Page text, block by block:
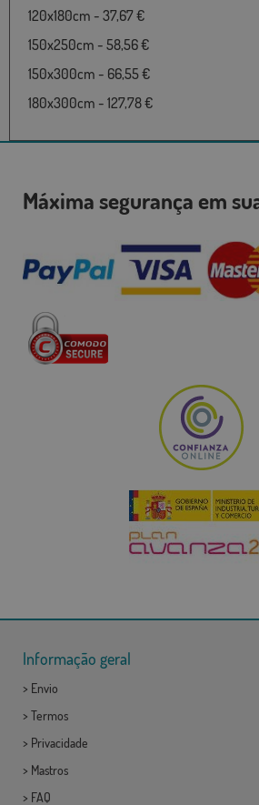
120x180cm - 37,67 €
150x250cm - 58,56 €
150x300cm - 66,55 €
180x300cm - 127,78 €
Máxima segurança em
Informação geral
> Envio
> Termos
> Privacidade
> Mastros
> FAQ